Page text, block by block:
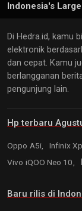
Indonesia's
Di Hedra.id, kamu
elektronik
dan cepat. Kamu
berlangganan
pengunjung lain.
Hp terbaru
Oppo A5i, Infinix
Vivo iQOO Neo 10,
Baru rilis di